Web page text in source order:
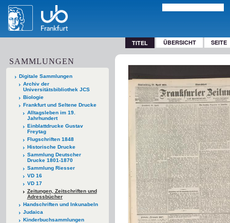
TITEL ÜBERSICHT SEITE
SAMMLUNGEN
Digitale Sammlungen
Archiv der
Universitätsbibliothek JCS
Biologie
Frankfurt und Seltene Drucke
Alltagsleben im 19.
Jahrhundert
Einblattdrucke Gustav
Freytag
Flugschriften 1848
Historische Drucke
Sammlung Deutscher
Drucke 1801-1870
Sammlung Riesser
VD 16
VD 17
Zeitungen, Zeitschriften und
Adressbücher
Handschriften und Inkunabeln
Judaica
Kinderbuchsammlungen